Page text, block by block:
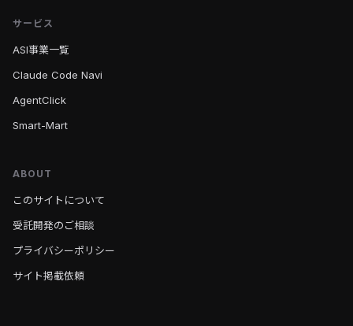
サービス
ASI事業一覧
Claude Code Navi
AgentClick
Smart-Mart
ABOUT
このサイトについて
受託開発のご相談
プライバシーポリシー
サイト掲載依頼